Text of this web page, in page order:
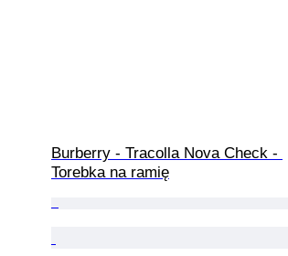
Burberry - Tracolla Nova Check -
Torebka na ramię